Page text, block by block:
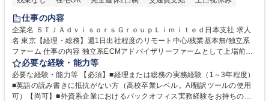
仕事の内容
企業名 ＳＴＪＡｄｖｉｓｏｒｓＧｒｏｕｐＬｉｍｉｔｅｄ日本支社 求人
名 東京【経理・総務】週1日出社程度のリモート中心/残業基本無/独立系
ファーム 仕事の内容 独立系ECMアドバイザリーファームとして上場前後
の資本市場戦略を設計する当社にて経理・総務をお任せします。基礎的な
バックオフィス業務からスタートし組織を支える専任担当として広く活躍
できる環境です。 ■日常経理、月次および年次決算サポート業務 ■本国
（グローバル）との英文メール対応（AI翻訳ツール等を使用しての対応で
必要な経験・能力等
必要な経験・能力等 【必須】■経理または総務の実務経験（1～3年程度）
■英語の読み書きに抵抗がない方（高校卒業レベル。AI翻訳ツールの使用
可）【尚可】■外資系企業におけるバックオフィス実務経験をお持ちの方